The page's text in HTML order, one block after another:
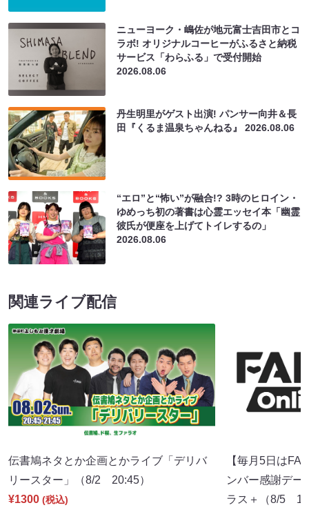
ニューヨーク・嶋佐が地元富士吉田市とコ
ラボ! オリジナルコーヒーがふるさと納税
サービス「わらふる」で受付開始
2026.08.06
丹生明里がゲスト出演! パンサー向井＆長
田『くるま温泉ちゃんねる』2026.08.06
“エロ”と“怖い”が融合!? 3時のヒロイン・
ゆめっち初の著書は心霊エッセイ本「幽霊
彼氏が便座を上げてトイレするの」
2026.08.06
関連ライブ配信
伝書鳩ネタとか企画とかライブ「デリバ
リースター」（8/2 20:45）
¥1300 (税込)
【毎月5日は
ンバー感謝デー
ラス＋（8/5